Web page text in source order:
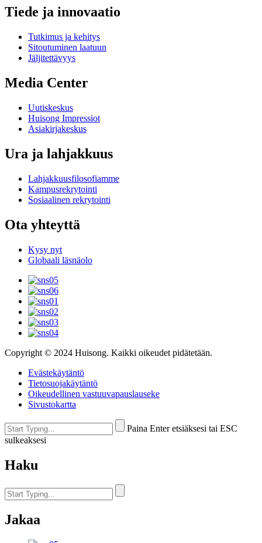
Tiede ja innovaatio
Tutkimus ja kehitys
Sitoutuminen laatuun
Jäljitettävyys
Media Center
Uutiskeskus
Huisong Impressiot
Asiakirjakeskus
Ura ja lahjakkuus
Lahjakkuusfilosofiamme
Kampusrekrytointi
Sosiaalinen rekrytointi
Ota yhteyttä
Kysy nyt
Globaali läsnäolo
Copyright © 2024 Huisong. Kaikki oikeudet pidätetään.
Evästekäytäntö
Tietosuojakäytäntö
Oikeudellinen vastuuvapauslauseke
Sivustokartta
Paina Enter etsiäksesi tai ESC
sulkeaksesi
Haku
Jakaa